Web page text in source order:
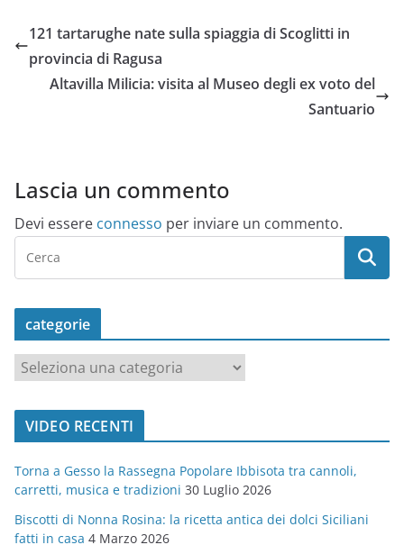
121 tartarughe nate sulla spiaggia di Scoglitti in
provincia di Ragusa
Altavilla Milicia: visita al Museo degli ex voto del
Santuario
Lascia un commento
Devi essere connesso per inviare un commento.
categorie
a
t
o
r
i
e
VIDEO RECENTI
Torna a Gesso la Rassegna Popolare Ibbisota tra cannoli,
carretti, musica e tradizioni 30 Luglio 2026
Biscotti di Nonna Rosina: la ricetta antica dei dolci Siciliani
fatti in casa 4 Marzo 2026